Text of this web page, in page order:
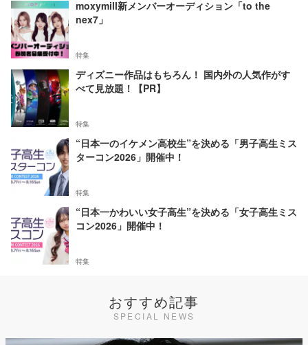
moxymill新メンバーオーディション「to the
nex7」
特集
ディズニー作品はもちろん！ 国内外の人気作がす
べて見放題！【PR】
特集
“日本一のイケメン高校生”を決める「男子高生ミス
ターコン2026」開催中！
特集
“日本一かわいい女子高生”を決める「女子高生ミス
コン2026」開催中！
特集
おすすめ記事
SPECIAL NEWS